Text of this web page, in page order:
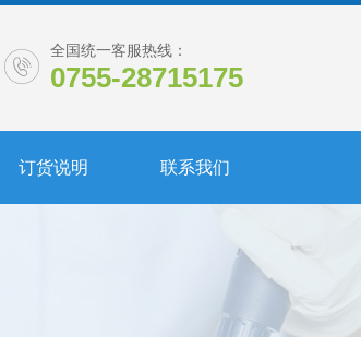
全国统一客服热线：
0755-28715175
订货说明 联系我们